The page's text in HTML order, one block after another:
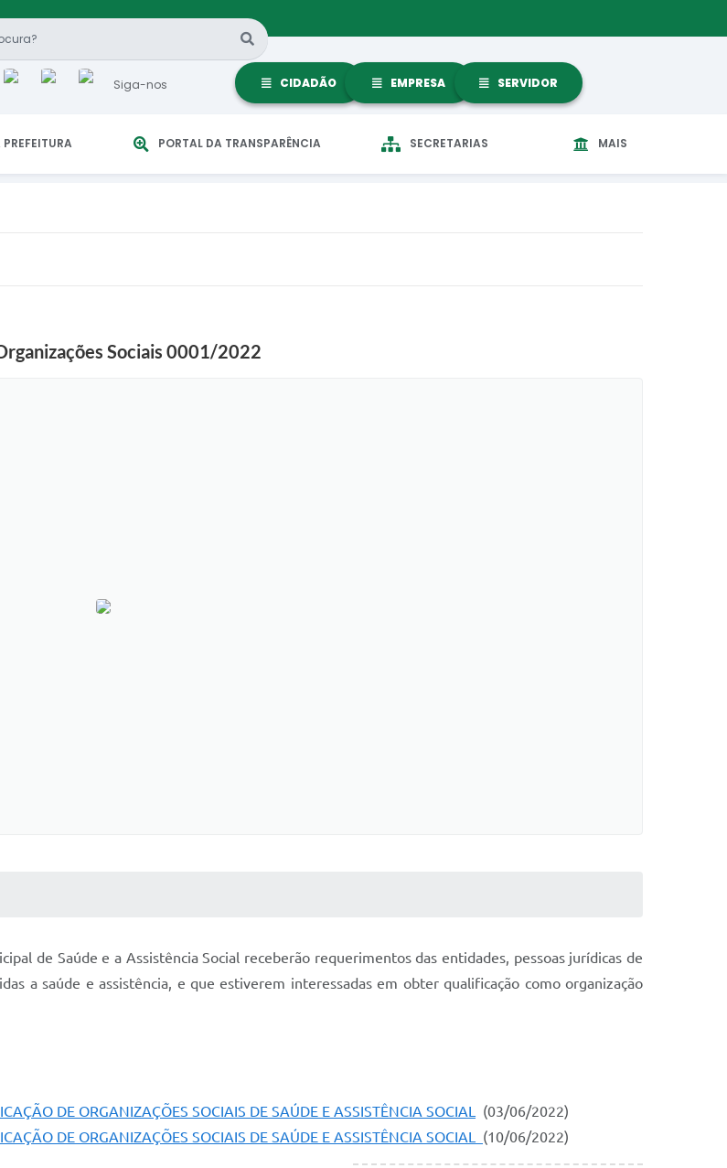
Siga-nos CIDADÃO EMPRESA SERVIDOR
PREFEITURA PORTAL DA TRANSPARÊNCIA SECRETARIAS MAIS
Sociais 0001/2022
de Saúde e a Assistência Social receberão requerimentos das entidades, pessoas jurídicas de
a saúde e assistência, e que estiverem interessadas em obter qualificação como organização
DE ORGANIZAÇÕES SOCIAIS DE SAÚDE E ASSISTÊNCIA SOCIAL
(03/06/2022)
DE ORGANIZAÇÕES SOCIAIS DE SAÚDE E ASSISTÊNCIA SOCIAL (10/06/2022)